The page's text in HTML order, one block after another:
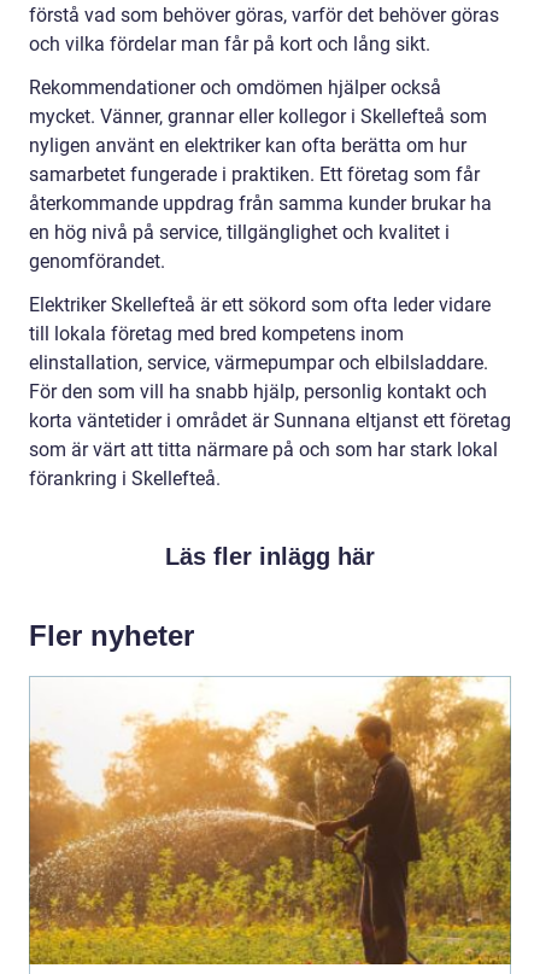
förstå vad som behöver göras, varför det behöver göras
och vilka fördelar man får på kort och lång sikt.
Rekommendationer och omdömen hjälper också
mycket. Vänner, grannar eller kollegor i Skellefteå som
nyligen använt en elektriker kan ofta berätta om hur
samarbetet fungerade i praktiken. Ett företag som får
återkommande uppdrag från samma kunder brukar ha
en hög nivå på service, tillgänglighet och kvalitet i
genomförandet.
Elektriker Skellefteå är ett sökord som ofta leder vidare
till lokala företag med bred kompetens inom
elinstallation, service, värmepumpar och elbilsladdare.
För den som vill ha snabb hjälp, personlig kontakt och
korta väntetider i området är Sunnana eltjanst ett företag
som är värt att titta närmare på och som har stark lokal
förankring i Skellefteå.
Läs fler inlägg här
Fler nyheter